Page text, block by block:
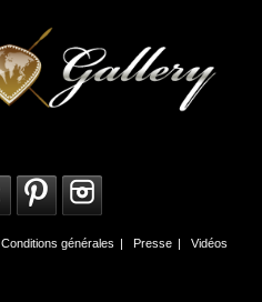
Conditions générales Presse Vidéos